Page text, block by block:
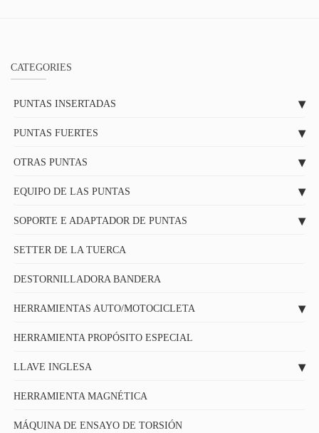
CATEGORIES
PUNTAS INSERTADAS
PUNTAS FUERTES
OTRAS PUNTAS
EQUIPO DE LAS PUNTAS
SOPORTE E ADAPTADOR DE PUNTAS
SETTER DE LA TUERCA
DESTORNILLADORA BANDERA
HERRAMIENTAS AUTO/MOTOCICLETA
HERRAMIENTA PROPÓSITO ESPECIAL
LLAVE INGLESA
HERRAMIENTA MAGNÉTICA
MÁQUINA DE ENSAYO DE TORSIÓN